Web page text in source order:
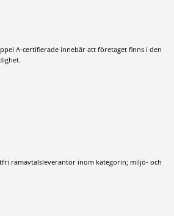
A-certifierade innebär att företaget finns i den
ramavtalsleverantör inom kategorin; miljö- och